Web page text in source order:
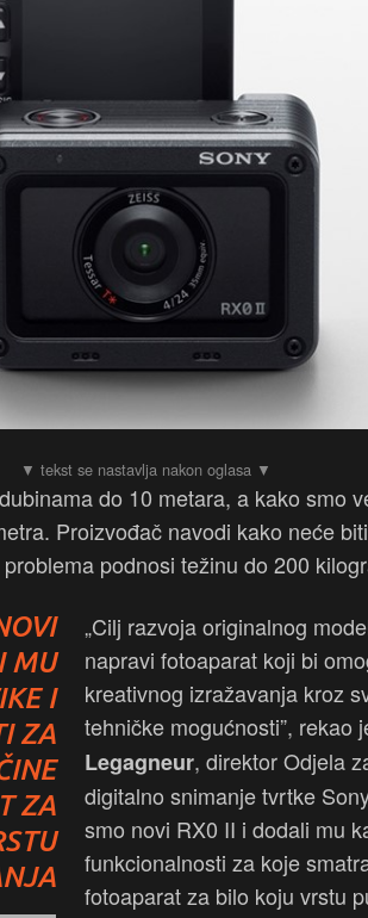
do 10 metara, a kako smo
Proizvođač navodi kako neće
podnosi težinu do 200
MU
I
ZA
ZA
„Cilj razvoja originalnog
napravi fotoaparat koji bi
kreativnog izražavanja kroz
tehničke mogućnosti”, rekao
Legagneur, direktor Odjela
digitalno snimanje tvrtke
smo novi RX0 II i dodali mu
funkcionalnosti za koje
fotoaparat za bilo koju vrstu